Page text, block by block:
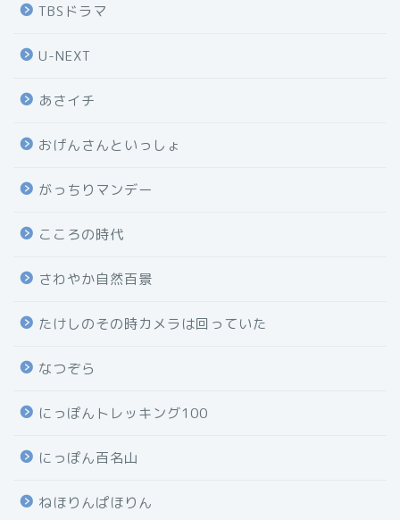
TBSドラマ
U-NEXT
あさイチ
おげんさんといっしょ
がっちりマンデー
こころの時代
さわやか自然百景
たけしのその時カメラは回っていた
なつぞら
にっぽんトレッキング100
にっぽん百名山
ねほりんぱほりん